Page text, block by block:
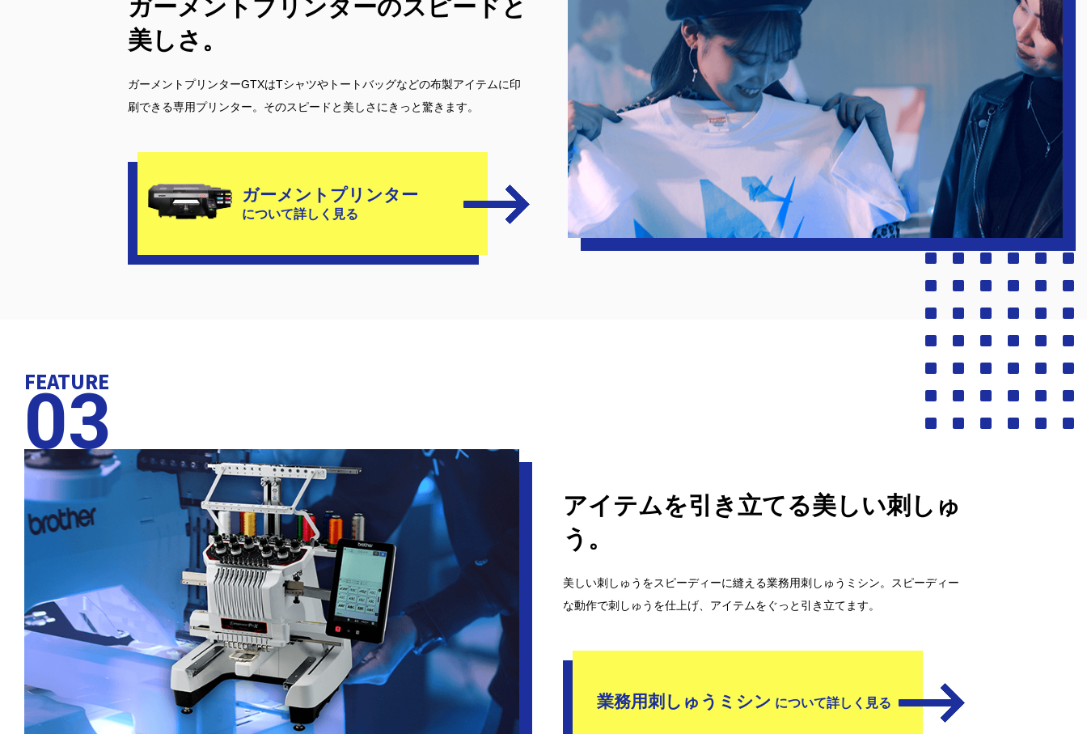
ガーメントプリンターのスピードと
美しさ。
ガーメントプリンターGTXはTシャツやトートバッグなどの布製アイテムに印
刷できる専用プリンター。そのスピードと美しさにきっと驚きます。
ガーメントプリンター
について詳しく見る
FEATURE
03
アイテムを引き立てる美しい刺しゅ
う。
美しい刺しゅうをスピーディーに縫える業務用刺しゅうミシン。スピーディー
な動作で刺しゅうを仕上げ、アイテムをぐっと引き立てます。
業務用刺しゅうミシン について詳しく見る